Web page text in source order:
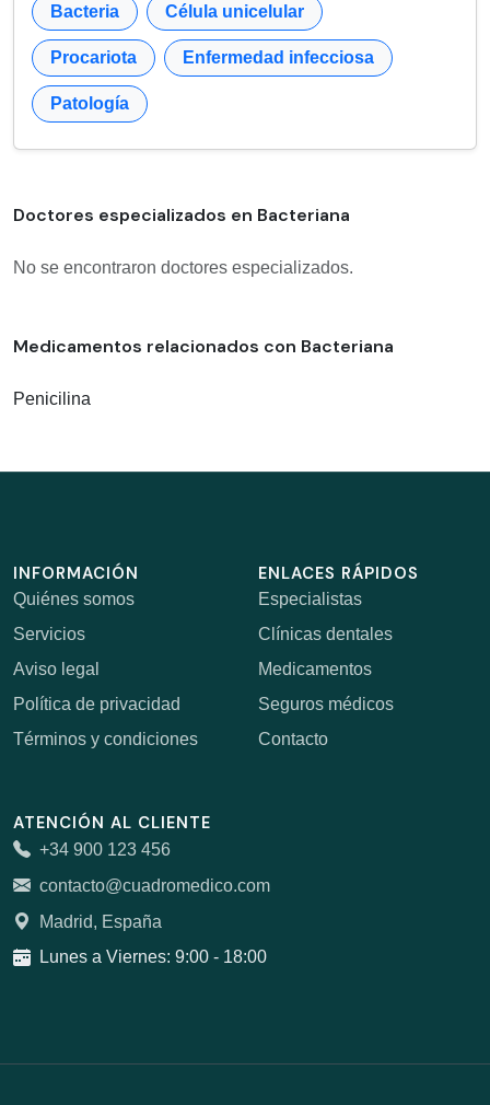
Bacteria Célula unicelular
Procariota Enfermedad infecciosa
Patología
Doctores especializados en Bacteriana
No se encontraron doctores especializados.
Medicamentos relacionados con Bacteriana
Penicilina
INFORMACIÓN
Quiénes somos
Servicios
Aviso legal
Política de privacidad
Términos y condiciones
ENLACES RÁPIDOS
Especialistas
Clínicas dentales
Medicamentos
Seguros médicos
Contacto
ATENCIÓN AL CLIENTE
+34 900 123 456
contacto@cuadromedico.com
Madrid, España
Lunes a Viernes: 9:00 - 18:00